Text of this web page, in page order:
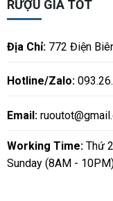
RƯỢU GIÁ TỐT
Địa Chỉ:772 Điện
Hotline/Zalo:
Email:
Working Time:Thứ
Sunday (8AM -